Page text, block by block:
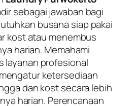
sebagai jawaban bagi
busana siap pakai
kost atau menembus
harian. Memahami
layanan profesional
ketersediaan
dan kost secara lebih
harian. Perencanaan